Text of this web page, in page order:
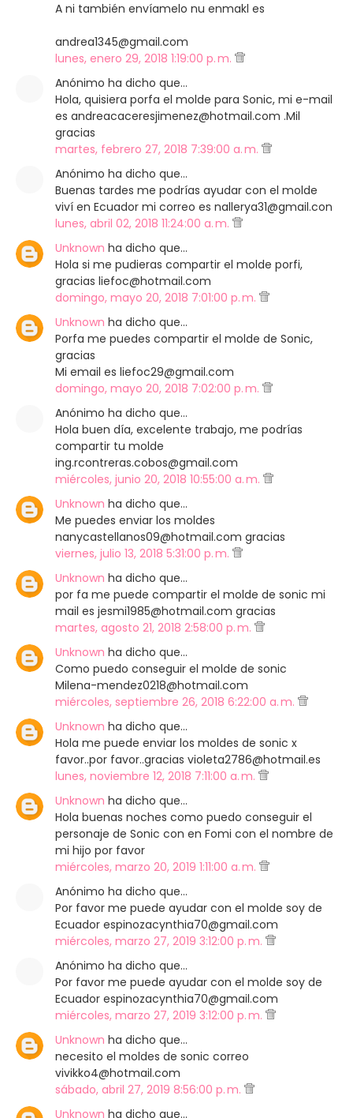
A ni también envíamelo nu enmakl es
andrea1345@gmail.com
lunes, enero 29, 2018 1:19:00 p. m.
Anónimo ha dicho que…
Hola, quisiera porfa el molde para Sonic, mi e-mail
es andreacaceresjimenez@hotmail.com .Mil
gracias
martes, febrero 27, 2018 7:39:00 a. m.
Anónimo ha dicho que…
Buenas tardes me podrías ayudar con el molde
viví en Ecuador mi correo es nallerya31@gmail.con
lunes, abril 02, 2018 11:24:00 a. m.
Unknown ha dicho que…
Hola si me pudieras compartir el molde porfi,
gracias liefoc@hotmail.com
domingo, mayo 20, 2018 7:01:00 p. m.
Unknown ha dicho que…
Porfa me puedes compartir el molde de Sonic,
gracias
Mi email es liefoc29@gmail.com
domingo, mayo 20, 2018 7:02:00 p. m.
Anónimo ha dicho que…
Hola buen día, excelente trabajo, me podrías
compartir tu molde
ing.rcontreras.cobos@gmail.com
miércoles, junio 20, 2018 10:55:00 a. m.
Unknown ha dicho que…
Me puedes enviar los moldes
nanycastellanos09@hotmail.com gracias
viernes, julio 13, 2018 5:31:00 p. m.
Unknown ha dicho que…
por fa me puede compartir el molde de sonic mi
mail es jesmi1985@hotmail.com gracias
martes, agosto 21, 2018 2:58:00 p. m.
Unknown ha dicho que…
Como puedo conseguir el molde de sonic
Milena-mendez0218@hotmail.com
miércoles, septiembre 26, 2018 6:22:00 a. m.
Unknown ha dicho que…
Hola me puede enviar los moldes de sonic x
favor..por favor..gracias violeta2786@hotmail.es
lunes, noviembre 12, 2018 7:11:00 a. m.
Unknown ha dicho que…
Hola buenas noches como puedo conseguir el
personaje de Sonic con en Fomi con el nombre de
mi hijo por favor
miércoles, marzo 20, 2019 1:11:00 a. m.
Anónimo ha dicho que…
Por favor me puede ayudar con el molde soy de
Ecuador espinozacynthia70@gmail.com
miércoles, marzo 27, 2019 3:12:00 p. m.
Anónimo ha dicho que…
Por favor me puede ayudar con el molde soy de
Ecuador espinozacynthia70@gmail.com
miércoles, marzo 27, 2019 3:12:00 p. m.
Unknown ha dicho que…
necesito el moldes de sonic correo
vivikko4@hotmail.com
sábado, abril 27, 2019 8:56:00 p. m.
Unknown ha dicho que…